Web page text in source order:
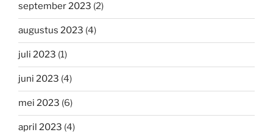
september 2023 (2)
augustus 2023 (4)
juli 2023 (1)
juni 2023 (4)
mei 2023 (6)
april 2023 (4)